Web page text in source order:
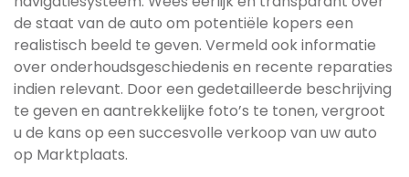
de staat van de auto om potentiële kopers een
realistisch beeld te geven. Vermeld ook informatie
over onderhoudsgeschiedenis en recente reparaties
indien relevant. Door een gedetailleerde beschrijving
te geven en aantrekkelijke foto’s te tonen, vergroot
u de kans op een succesvolle verkoop van uw auto
op Marktplaats.